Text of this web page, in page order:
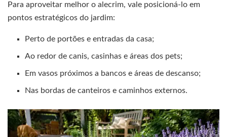
Para aproveitar melhor o alecrim, vale posicioná-lo em
pontos estratégicos do jardim:
Perto de portões e entradas da casa;
Ao redor de canis, casinhas e áreas dos pets;
Em vasos próximos a bancos e áreas de descanso;
Nas bordas de canteiros e caminhos externos.